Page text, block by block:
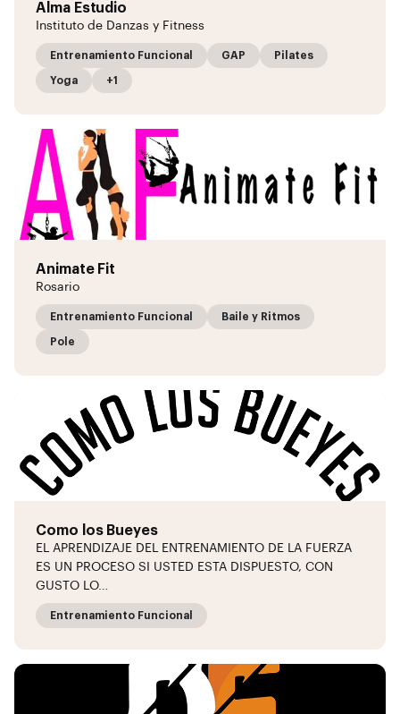
Alma Estudio
Instituto de Danzas y Fitness
Entrenamiento Funcional GAP Pilates
Yoga +1
Animate Fit
Rosario
Entrenamiento Funcional Baile y Ritmos
Pole
Como los Bueyes
EL APRENDIZAJE DEL ENTRENAMIENTO DE LA FUERZA
ES UN PROCESO SI USTED ESTA DISPUESTO, CON
GUSTO LO…
Entrenamiento Funcional